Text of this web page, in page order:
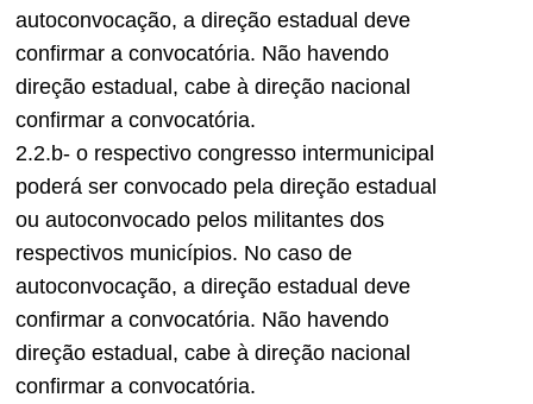
autoconvocação, a direção estadual deve
confirmar a convocatória. Não havendo
direção estadual, cabe à direção nacional
confirmar a convocatória.
2.2.b- o respectivo congresso intermunicipal
poderá ser convocado pela direção estadual
ou autoconvocado pelos militantes dos
respectivos municípios. No caso de
autoconvocação, a direção estadual deve
confirmar a convocatória. Não havendo
direção estadual, cabe à direção nacional
confirmar a convocatória.